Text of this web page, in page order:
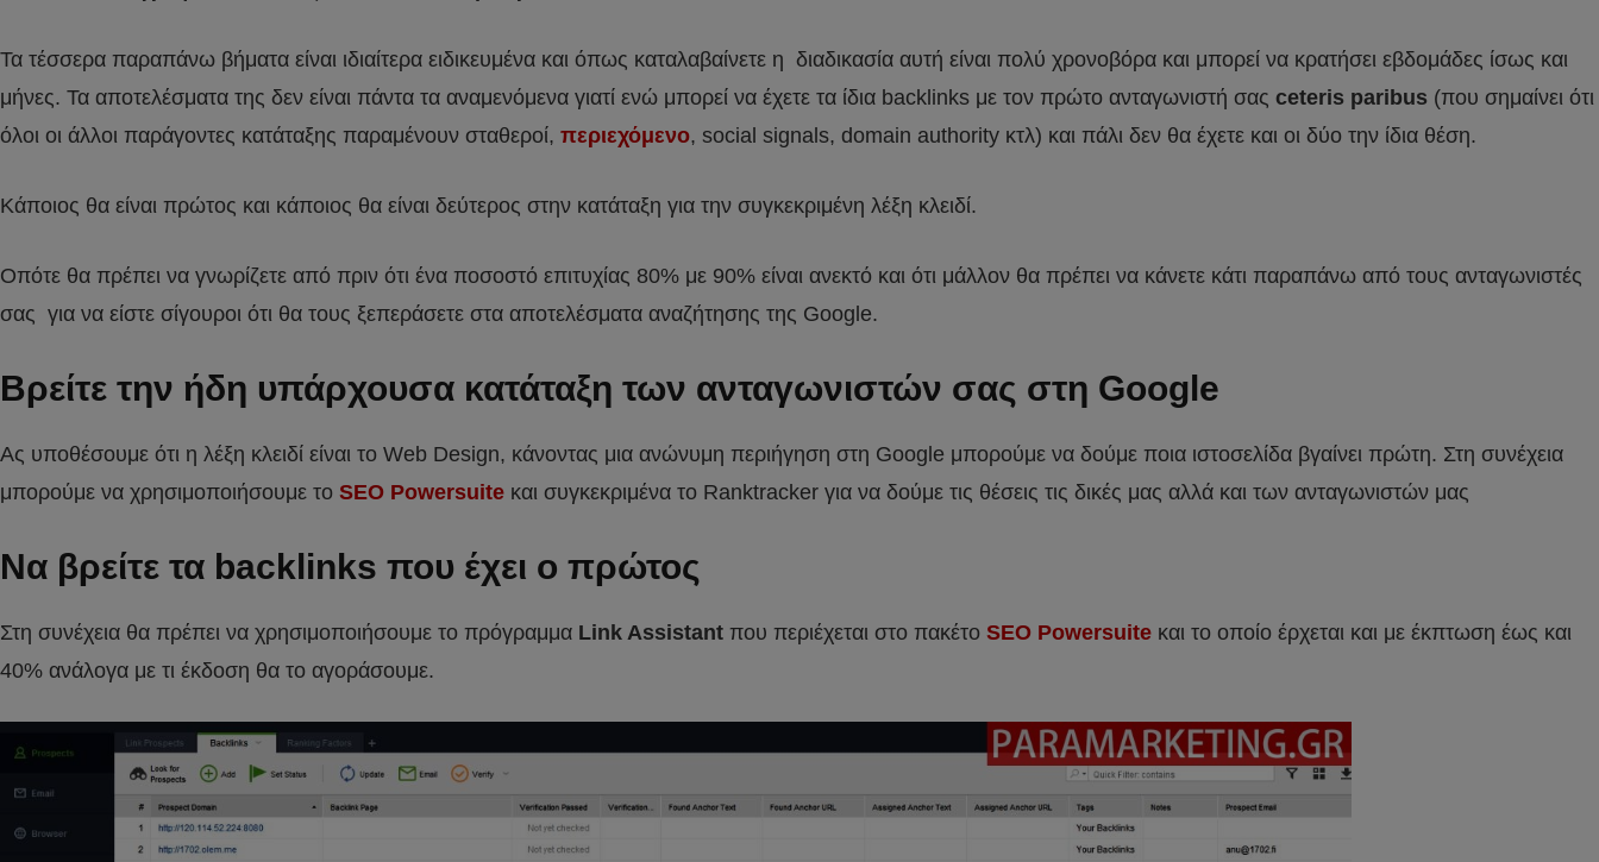
Τα τέσσερα παραπάνω βήματα είναι ιδιαίτερα ειδικευμένα και όπως καταλαβαίνετε η διαδικασία αυτή είναι πολύ χρονοβόρα και μπορεί να κρατήσει εβδομάδες ίσως και
μήνες. Τα αποτελέσματα της δεν είναι πάντα τα αναμενόμενα γιατί ενώ μπορεί να έχετε τα ίδια backlinks με τον πρώτο ανταγωνιστή σας ceteris paribus (που σημαίνει ότι
όλοι οι άλλοι παράγοντες κατάταξης παραμένουν σταθεροί, περιεχόμενο, social signals, domain authority κτλ) και πάλι δεν θα έχετε και οι δύο την ίδια θέση.
Κάποιος θα είναι πρώτος και κάποιος θα είναι δεύτερος στην κατάταξη για την συγκεκριμένη λέξη κλειδί.
Οπότε θα πρέπει να γνωρίζετε από πριν ότι ένα ποσοστό επιτυχίας 80% με 90% είναι ανεκτό και ότι μάλλον θα πρέπει να κάνετε κάτι παραπάνω από τους ανταγωνιστές
σας για να είστε σίγουροι ότι θα τους ξεπεράσετε στα αποτελέσματα αναζήτησης της Google.
Βρείτε την ήδη υπάρχουσα κατάταξη των ανταγωνιστών σας στη Google
Ας υποθέσουμε ότι η λέξη κλειδί είναι το Web Design, κάνοντας μια ανώνυμη περιήγηση στη Google μπορούμε να δούμε ποια ιστοσελίδα βγαίνει πρώτη. Στη συνέχεια
μπορούμε να χρησιμοποιήσουμε το SEO Powersuite και συγκεκριμένα το Ranktracker για να δούμε τις θέσεις τις δικές μας αλλά και των ανταγωνιστών μας
Να βρείτε τα backlinks που έχει ο πρώτος
Στη συνέχεια θα πρέπει να χρησιμοποιήσουμε το πρόγραμμα Link Assistant που περιέχεται στο πακέτο SEO Powersuite και το οποίο έρχεται και με έκπτωση έως και
40% ανάλογα με τι έκδοση θα το αγοράσουμε.